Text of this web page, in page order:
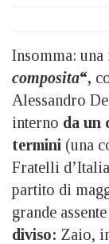
Insomma: una
composita“,
Alessandro
interno da un
termini (una
Fratelli
partito di
grande
diviso: Zaio,